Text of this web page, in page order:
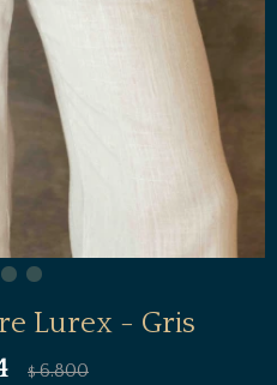
Lurex - Gris
$ 6.800